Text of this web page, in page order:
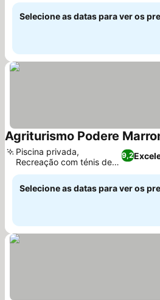
Selecione as datas para ver os
Agriturismo Podere
9,2
Piscina privada,
Recreação com ténis de
mesa
Selecione as datas para ver os